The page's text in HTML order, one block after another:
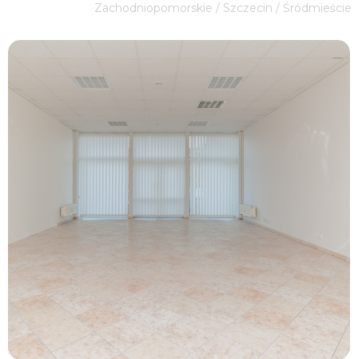
Zachodniopomorskie / Szczecin / Śródmieście